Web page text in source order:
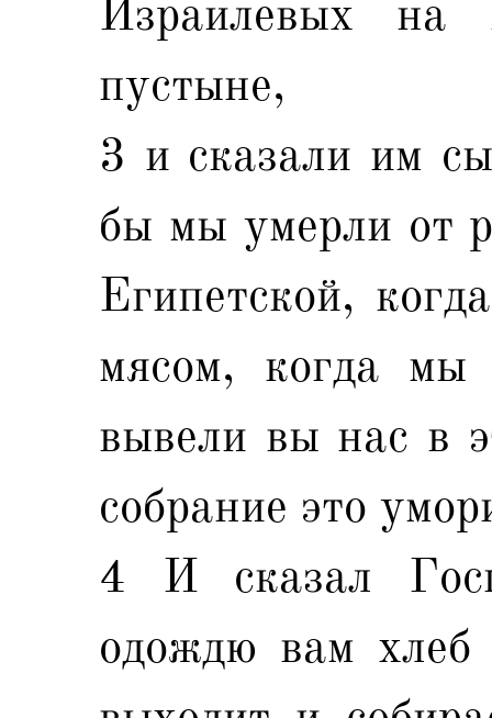
Израилевых
пустыне,
3 и сказали им
бы мы умерли от
Египетской,
мясом, когда мы
вывели вы нас в
собрание это
4 И сказал
одождю вам